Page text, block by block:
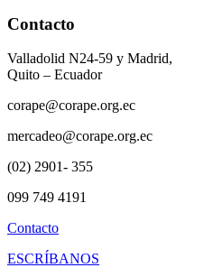
Contacto
Valladolid N24-59 y Madrid,
Quito – Ecuador
corape@corape.org.ec
mercadeo@corape.org.ec
(02) 2901- 355
099 749 4191
Contacto
ESCRÍBANOS